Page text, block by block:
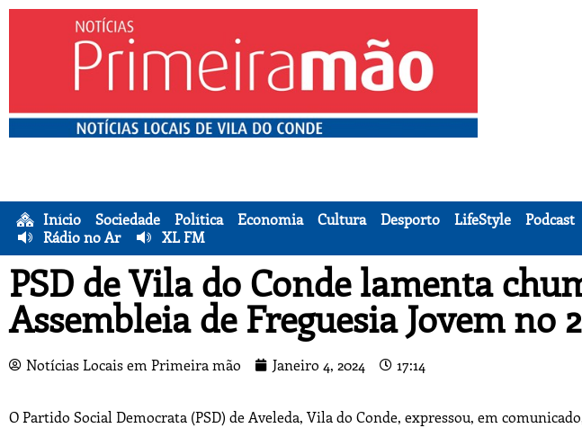
Início Sociedade Política Economia Cultura Desporto LifeStyle Podcast
Rádio no Ar
XL FM
PSD de Vila do Conde lamenta
Assembleia de Freguesia Jovem no
Notícias Locais em Primeira mão Janeiro 4, 2024 17:14
O Partido Social Democrata (PSD) de Aveleda, Vila do Conde, expressou, em